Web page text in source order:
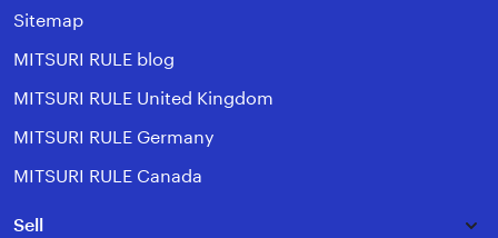
Sitemap
MITSURI RULE blog
MITSURI RULE United Kingdom
MITSURI RULE Germany
MITSURI RULE Canada
Sell